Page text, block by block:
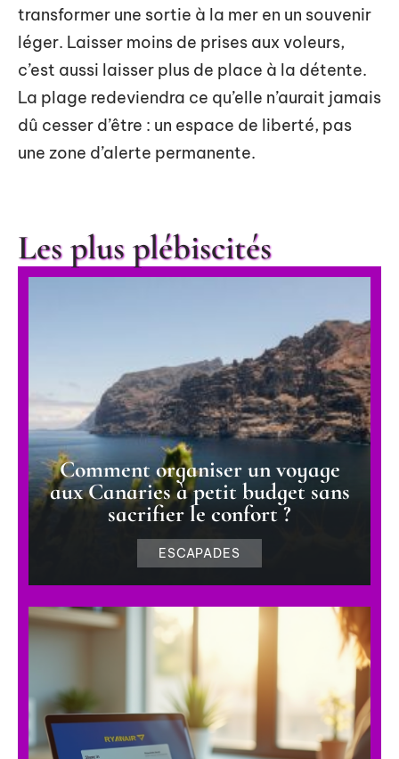
transformer une sortie à la mer en un souvenir
léger. Laisser moins de prises aux voleurs,
c’est aussi laisser plus de place à la détente.
La plage redeviendra ce qu’elle n’aurait jamais
dû cesser d’être : un espace de liberté, pas
une zone d’alerte permanente.
Les plus plébiscités
Comment organiser un voyage
aux Canaries à petit budget sans
sacrifier le confort ?
ESCAPADES